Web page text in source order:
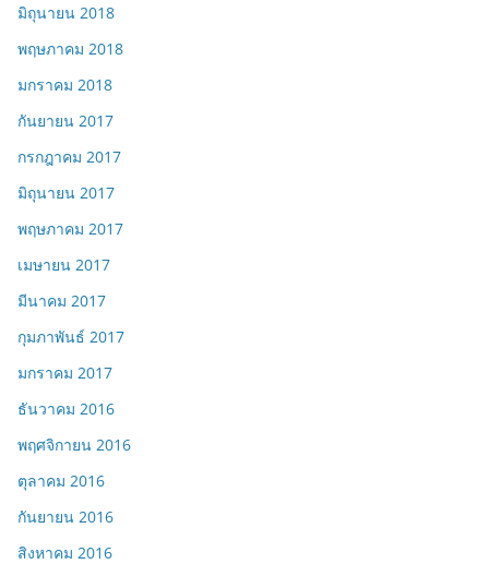
มิถุนายน 2018
พฤษภาคม 2018
มกราคม 2018
กันยายน 2017
กรกฎาคม 2017
มิถุนายน 2017
พฤษภาคม 2017
เมษายน 2017
มีนาคม 2017
กุมภาพันธ์ 2017
มกราคม 2017
ธันวาคม 2016
พฤศจิกายน 2016
ตุลาคม 2016
กันยายน 2016
สิงหาคม 2016